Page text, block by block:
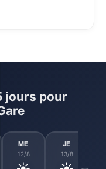
jours pour
ME
12/8
JE
13/8